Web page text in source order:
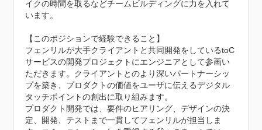
イクの時間を取るなどチームビルディングに力を入れて
います。
【このポジションで経験できること】
フェンリルが大手クライアントと共同開発をしているtoC
サービスの開発プロジェクトにエンジニアとして参画い
ただきます。クライアントとのより深いパートナーシッ
プを築き、プロダクトの価値をユーザに伝えるデジタル
タッチポイントの創出に取り組みます。
プロダクト開発では、要件のヒアリング、デザインの決
定、開発、テストまで一貫してフェンリルが担当しま